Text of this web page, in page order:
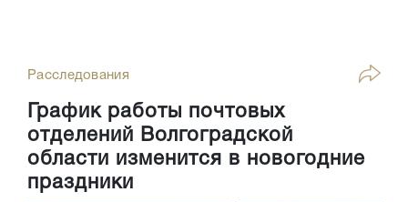
Расследования
График работы почтовых
отделений Волгоградской
области изменится в новогодние
праздники